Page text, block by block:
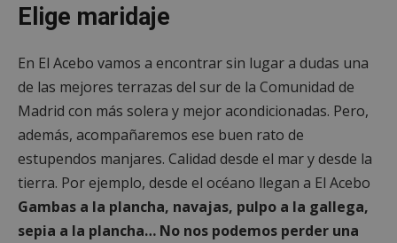
Elige maridaje
En El Acebo vamos a encontrar sin lugar a dudas una
de las mejores terrazas del sur de la Comunidad de
Madrid con más solera y mejor acondicionadas. Pero,
además, acompañaremos ese buen rato de
estupendos manjares. Calidad desde el mar y desde la
tierra. Por ejemplo, desde el océano llegan a El Acebo
Gambas a la plancha, navajas, pulpo a la gallega,
sepia a la plancha… No nos podemos perder una